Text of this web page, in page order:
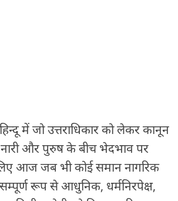
में जो उत्तराधिकार को लेकर कानून
और पुरुष के बीच भेदभाव पर
आज जब भी कोई समान नागरिक
रूप से आधुनिक, धर्मनिरपेक्ष,